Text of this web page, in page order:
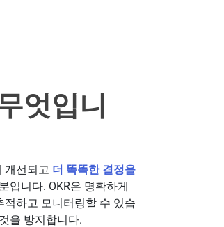
엇입니
개선되고 더 똑똑한 결정을
입니다. OKR은 명확하게
하고 모니터링할 수 있습
을 방지합니다.